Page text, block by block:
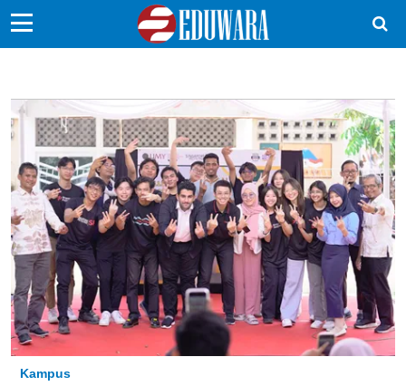
Sekolah Kita
Vokasi
Kampus
Idea
Sains
EduDana
Ikuti Kami di:
Kampus